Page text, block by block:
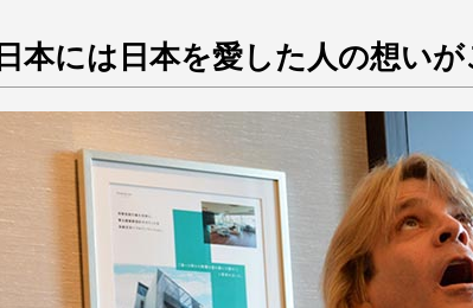
日本には日本を愛した人の想い